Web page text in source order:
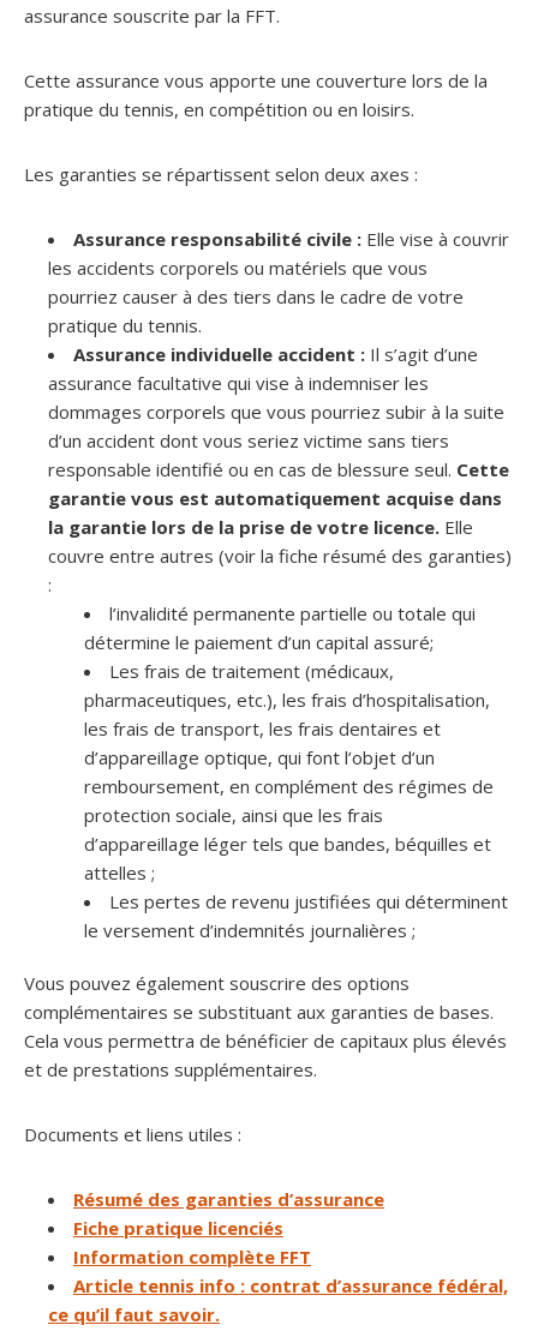
assurance souscrite par la FFT.
Cette assurance vous apporte une couverture lors de la
pratique du tennis, en compétition ou en loisirs.
Les garanties se répartissent selon deux axes :
Assurance responsabilité civile : Elle vise à couvrir
les accidents corporels ou matériels que vous
pourriez causer à des tiers dans le cadre de votre
pratique du tennis.
Assurance individuelle accident : Il s’agit d’une
assurance facultative qui vise à indemniser les
dommages corporels que vous pourriez subir à la suite
d’un accident dont vous seriez victime sans tiers
responsable identifié ou en cas de blessure seul. Cette
garantie vous est automatiquement acquise dans
la garantie lors de la prise de votre licence. Elle
couvre entre autres (voir la fiche résumé des garanties)
:
l’invalidité permanente partielle ou totale qui
détermine le paiement d’un capital assuré;
Les frais de traitement (médicaux,
pharmaceutiques, etc.), les frais d’hospitalisation,
les frais de transport, les frais dentaires et
d’appareillage optique, qui font l’objet d’un
remboursement, en complément des régimes de
protection sociale, ainsi que les frais
d’appareillage léger tels que bandes, béquilles et
attelles ;
Les pertes de revenu justifiées qui déterminent
le versement d’indemnités journalières ;
Vous pouvez également souscrire des options
complémentaires se substituant aux garanties de bases.
Cela vous permettra de bénéficier de capitaux plus élevés
et de prestations supplémentaires.
Documents et liens utiles :
Résumé des garanties d’assurance
Fiche pratique licenciés
Information complète FFT
Article tennis info : contrat d’assurance fédéral,
ce qu’il faut savoir.